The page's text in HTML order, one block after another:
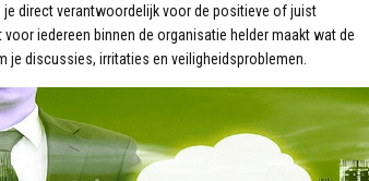
direct verantwoordelijk voor de positieve of juist
iedereen binnen de organisatie helder maakt wat de
je discussies, irritaties en veiligheidsproblemen.